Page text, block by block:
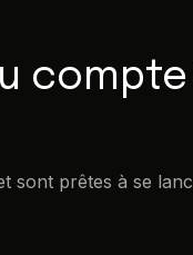
compte
sont prêtes à se